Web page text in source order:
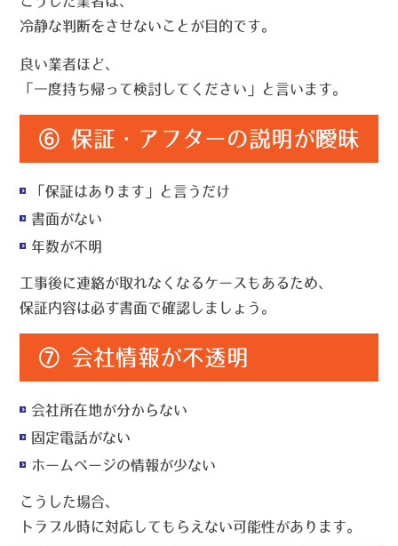
冷静な判断をさせないことが目的です。
良い業者ほど、
「一度持ち帰って検討してください」と言います。
⑥ 保証・アフターの説明が曖昧
「保証はあります」と言うだけ
書面がない
年数が不明
工事後に連絡が取れなくなるケースもあるため、
保証内容は必ず書面で確認しましょう。
⑦ 会社情報が不透明
会社所在地が分からない
固定電話がない
ホームページの情報が少ない
こうした場合、
トラブル時に対応してもらえない可能性があります。